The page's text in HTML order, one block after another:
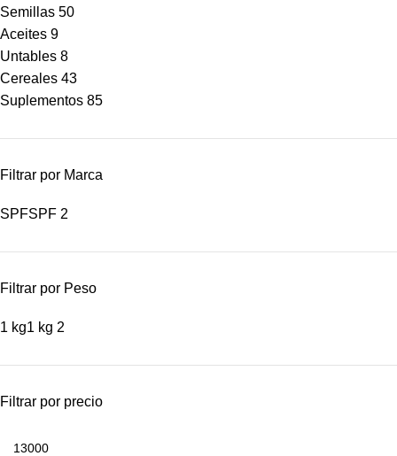
Semillas 50
Aceites 9
Untables 8
Cereales 43
Suplementos 85
Filtrar por Marca
SPFSPF 2
Filtrar por Peso
1 kg1 kg 2
Filtrar por precio